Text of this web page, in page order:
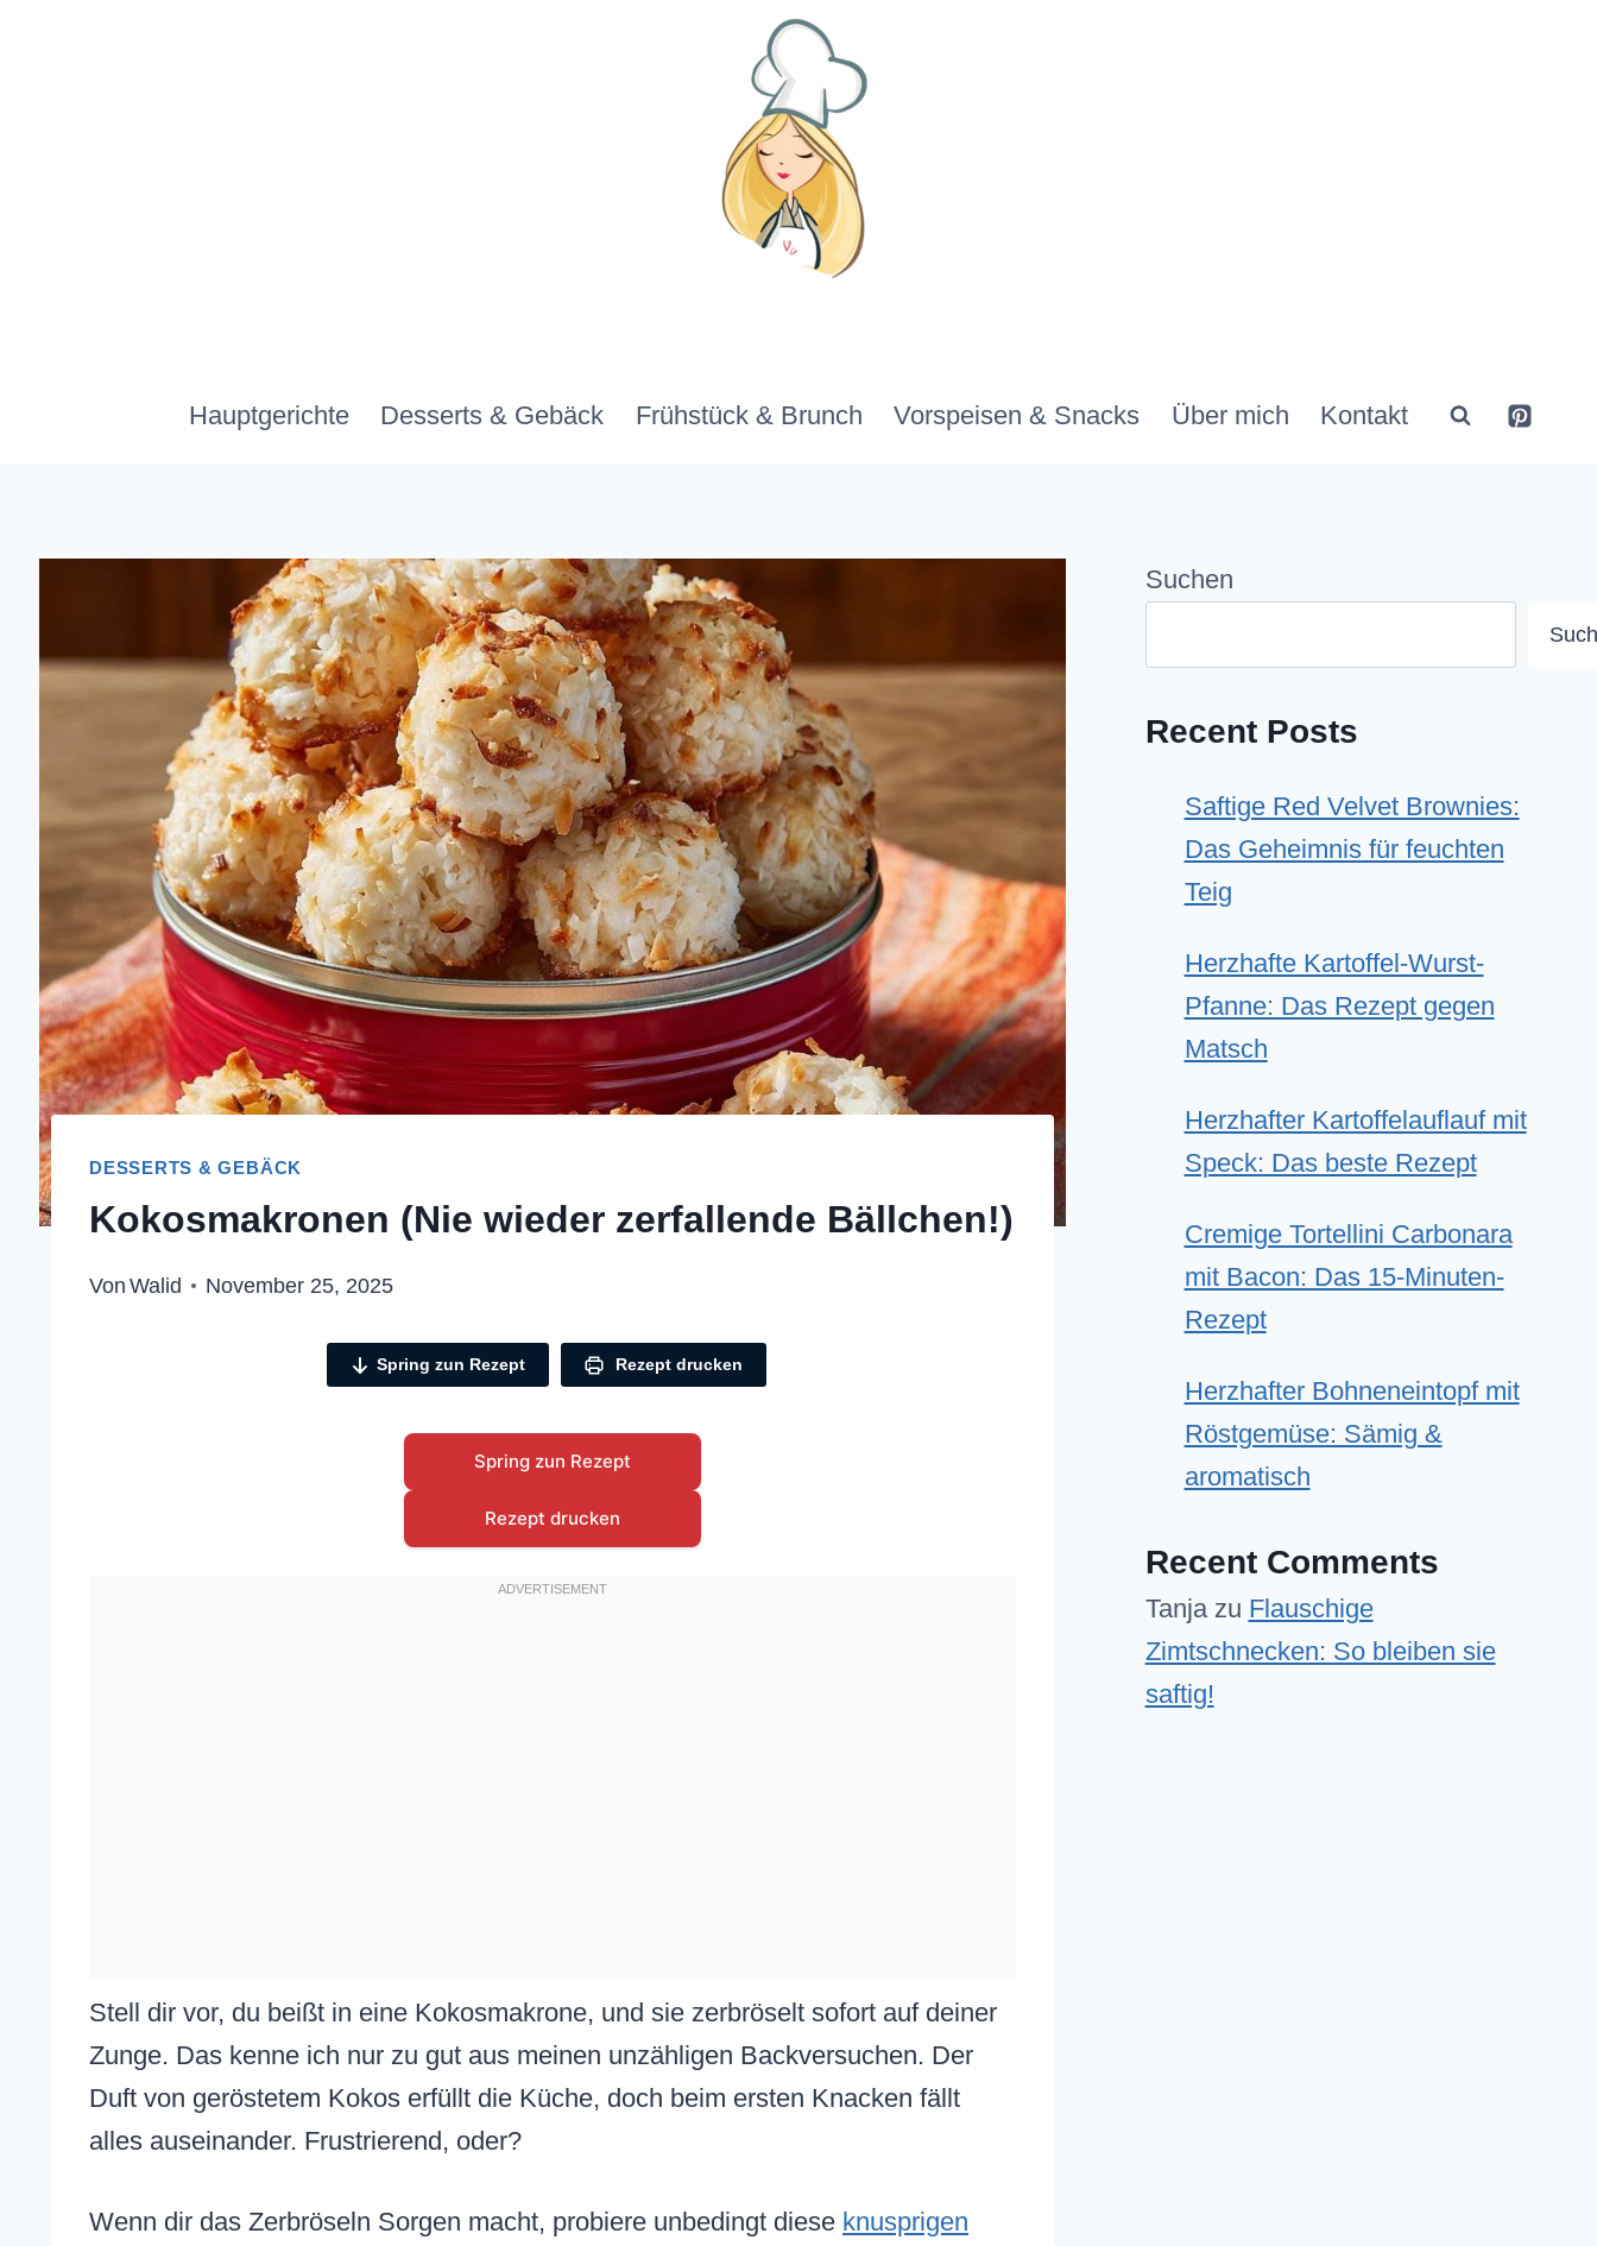
Hauptgerichte Desserts & Gebäck Frühstück & Brunch Vorspeisen & Snacks Über mich Kontakt
DESSERTS & GEBÄCK
Kokosmakronen (Nie wieder zerfallende Bällchen!)
Von Walid November 25, 2025
Spring zun Rezept Rezept drucken
Spring zun Rezept
Rezept drucken
Stell dir vor, du beißt in eine Kokosmakrone, und sie zerbröselt sofort auf deiner
Zunge. Das kenne ich nur zu gut aus meinen unzähligen Backversuchen. Der
Duft von geröstetem Kokos erfüllt die Küche, doch beim ersten Knacken fällt
alles auseinander. Frustrierend, oder?
Wenn dir das Zerbröseln Sorgen macht, probiere unbedingt diese knusprigen
Suchen
Recent Posts
Saftige Red Velvet Brownies:
Das Geheimnis für feuchten
Teig
Herzhafte Kartoffel-Wurst-
Pfanne: Das Rezept gegen
Matsch
Herzhafter Kartoffelauflauf mit
Speck: Das beste Rezept
Cremige Tortellini Carbonara
mit Bacon: Das 15-Minuten-
Rezept
Herzhafter Bohneneintopf mit
Röstgemüse: Sämig &
aromatisch
Recent Comments
Tanjazu Flauschige
Zimtschnecken: So bleiben sie
saftig!